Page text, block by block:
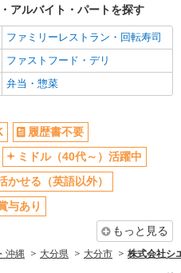
アルバイト・パートを探す
ファミリーレストラン・回転寿司
ファストフード・デリ
弁当・惣菜
履歴書不要
ミドル（40代～）活躍中
かせる（英語以外）
与あり
もっと見る
沖縄 大分県 大分市 株式会社シ